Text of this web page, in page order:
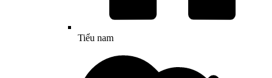
Tiểu nam